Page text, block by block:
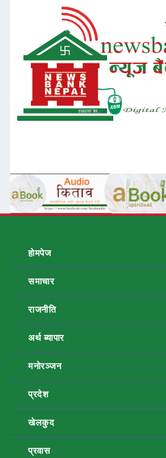
होमपेज
समाचार
राजनीति
अर्थ ब्यापार
मनोरञ्जन
प्रदेश
खेलकुद
प्रवास